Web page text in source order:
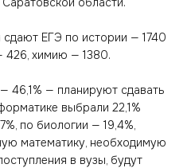
сдают ЕГЭ по истории — 1740
426, химию — 1380.
46,1% — планируют сдавать
выбрали 22,1%
по биологии — 19,4%,
математику, необходимую
в вузы, будут